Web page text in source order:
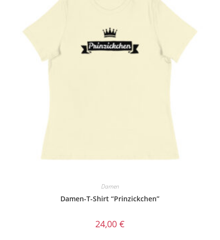
Damen
Damen-T-Shirt “Prinzickchen”
24,00 €